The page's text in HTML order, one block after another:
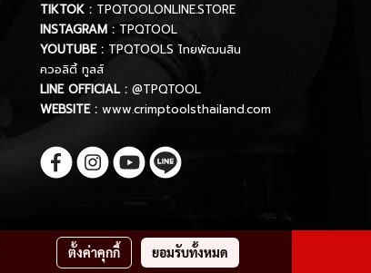
TIKTOK : TPQTOOLONLINE.STORE
INSTAGRAM : TPQTOOL
YOUTUBE : TPQTOOLS ไทยพัฒนสิน
ควอลิตี้ ทูลส์
LINE OFFICIAL : @TPQTOOL
WEBSITE : www.crimptoolsthailand.com
ตั้งค่าคุกกี้ ยอมรับทั้งหมด